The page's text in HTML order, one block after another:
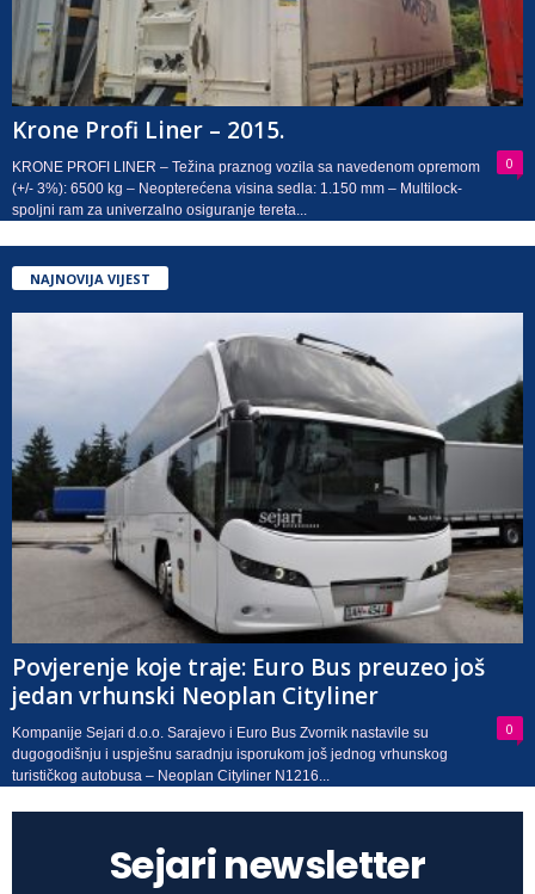
Krone Profi Liner – 2015.
0
KRONE PROFI LINER – Težina praznog vozila sa navedenom opremom
(+/- 3%): 6500 kg – Neopterećena visina sedla: 1.150 mm – Multilock-
spoljni ram za univerzalno osiguranje tereta...
NAJNOVIJA VIJEST
Povjerenje koje traje: Euro Bus preuzeo još
jedan vrhunski Neoplan Cityliner
0
Kompanije Sejari d.o.o. Sarajevo i Euro Bus Zvornik nastavile su
dugogodišnju i uspješnu saradnju isporukom još jednog vrhunskog
turističkog autobusa – Neoplan Cityliner N1216...
Sejari newsletter